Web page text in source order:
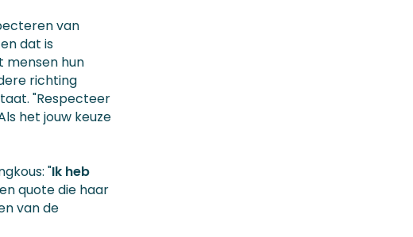
van
dat is
mensen hun
richting
"Respecteer
het jouw keuze
"Ik heb
quote die haar
van de